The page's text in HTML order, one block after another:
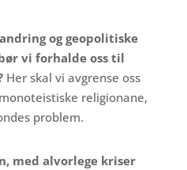
og geopolitiske
vi forhalde oss til
Her skal vi avgrense oss
religionane,
problem.
med alvorlege kriser